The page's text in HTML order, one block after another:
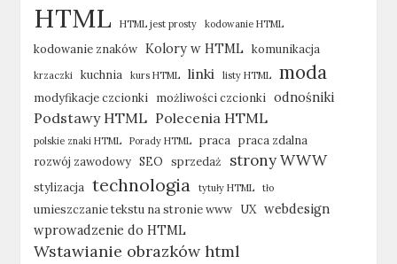
HTML HTML jest prosty kodowanie HTML
kodowanie znaków Kolory w HTML komunikacja
krzaczki kuchnia kurs HTML linki listy HTML moda
modyfikacje czcionki możliwości czcionki odnośniki
Podstawy HTML Polecenia HTML
polskie znaki HTML Porady HTML praca praca zdalna
rozwój zawodowy SEO sprzedaż strony WWW
stylizacja technologia tytuły HTML tło
umieszczanie tekstu na stronie www UX webdesign
wprowadzenie do HTML
Wstawianie obrazków html